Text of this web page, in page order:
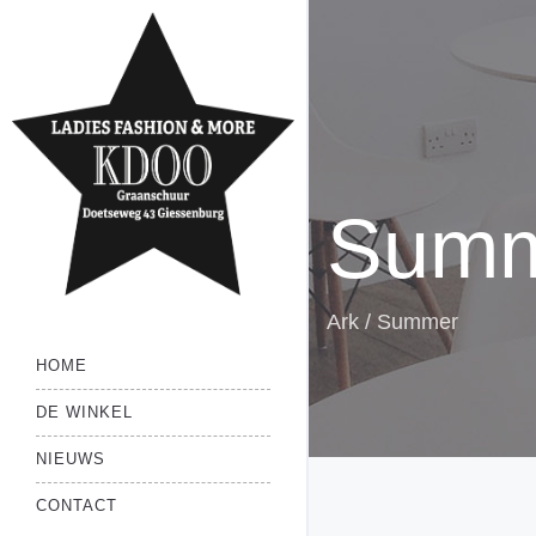
HOME
DE WINKEL
NIEUWS
CONTACT
Ark / Summer